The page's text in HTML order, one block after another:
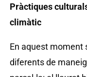
Pràctiques
climàtic
En aquest moment
diferents de